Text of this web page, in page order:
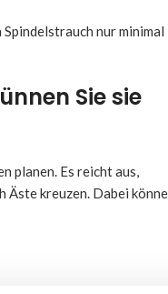
nur minimal
Sie sie
planen. Es reicht aus,
Äste kreuzen. Dabei